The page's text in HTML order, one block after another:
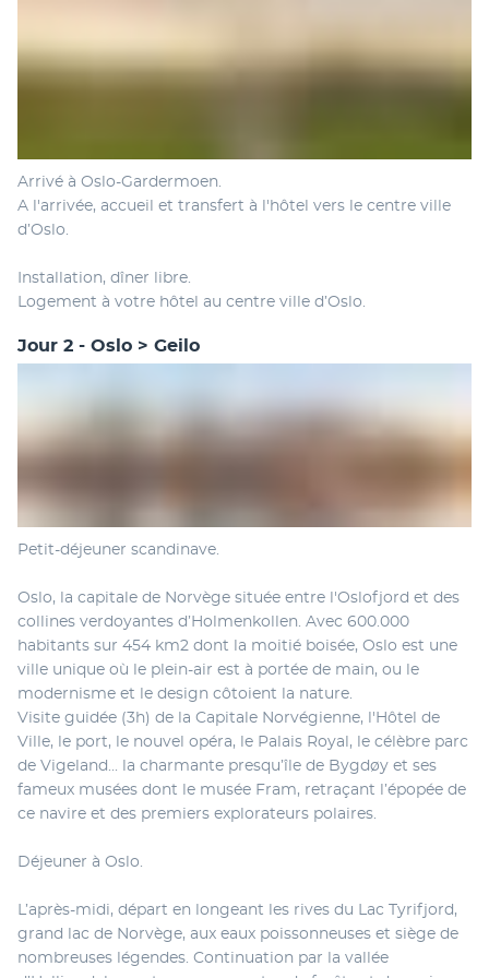
Arrivé à Oslo-Gardermoen.
A l'arrivée, accueil et transfert à l'hôtel vers le centre ville
d’Oslo.
Installation, dîner libre.
Logement à votre hôtel au centre ville d’Oslo.
Jour 2 - Oslo > Geilo
Petit-déjeuner scandinave.
Oslo, la capitale de Norvège située entre l'Oslofjord et des
collines verdoyantes d’Holmenkollen. Avec 600.000
habitants sur 454 km2 dont la moitié boisée, Oslo est une
ville unique où le plein-air est à portée de main, ou le
modernisme et le design côtoient la nature.
Visite guidée (3h) de la Capitale Norvégienne, l'Hôtel de
Ville, le port, le nouvel opéra, le Palais Royal, le célèbre parc
de Vigeland... la charmante presqu’île de Bygdøy et ses
fameux musées dont le musée Fram, retraçant l’épopée de
ce navire et des premiers explorateurs polaires.
Déjeuner à Oslo.
L’après-midi, départ en longeant les rives du Lac Tyrifjord,
grand lac de Norvège, aux eaux poissonneuses et siège de
nombreuses légendes. Continuation par la vallée